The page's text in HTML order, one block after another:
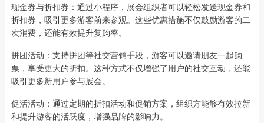
现金券与折扣券：通过小程序，展会组织者可以轻松发送现金券和
折扣券，吸引更多游客前来参观。这些优惠措施不仅鼓励游客的二
次消费，还能有效提升复购率。
拼团活动：支持拼团等社交营销手段，游客可以邀请朋友一起购
票，享受更大的折扣。这种方式不仅增强了用户的社交互动，还能
吸引更多新用户参与展会。
促活活动：通过定期的折扣活动和促销方案，组织方能够有效拉新
和提升游客的活跃度，增强品牌的影响力。